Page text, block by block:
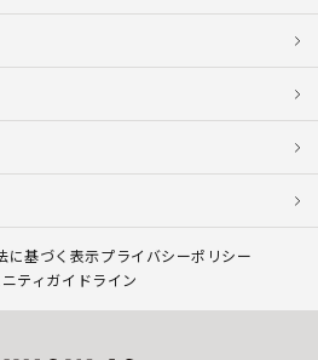
に基づく表示プライバシーポリシー
ティガイドライン